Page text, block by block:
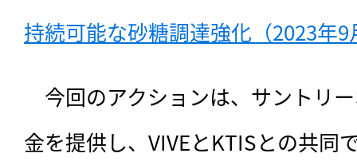
持続可能な砂糖調達強化（2023年9
今回のアクションは、サントリ
金を提供し、VIVEとKTISとの共同